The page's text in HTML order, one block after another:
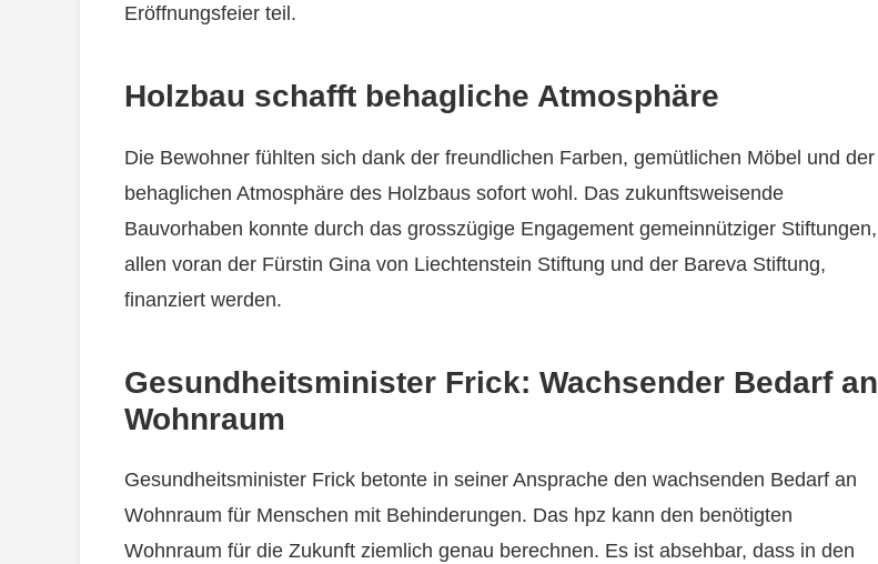
Eröffnungsfeier teil.
Holzbau schafft behagliche Atmosphäre
Die Bewohner fühlten sich dank der freundlichen Farben, gemütlichen Möbel und der
behaglichen Atmosphäre des Holzbaus sofort wohl. Das zukunftsweisende
Bauvorhaben konnte durch das grosszügige Engagement gemeinnütziger Stiftungen,
allen voran der Fürstin Gina von Liechtenstein Stiftung und der Bareva Stiftung,
finanziert werden.
Gesundheitsminister Frick: Wachsender Bedarf an
Wohnraum
Gesundheitsminister Frick betonte in seiner Ansprache den wachsenden Bedarf an
Wohnraum für Menschen mit Behinderungen. Das hpz kann den benötigten
Wohnraum für die Zukunft ziemlich genau berechnen. Es ist absehbar, dass in den